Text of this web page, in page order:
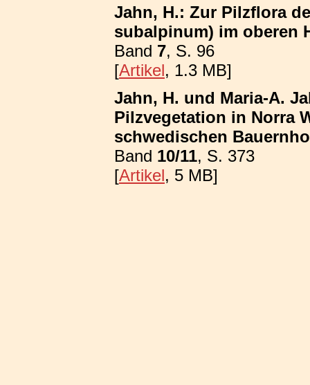
Jahn, H.: Zur Pilzflora
subalpinum) im oberen
Band 7, S. 96
[Artikel, 1.3 MB]
Jahn, H. und Maria-A.
Pilzvegetation in Norra
schwedischen
Band 10/11, S. 373
[Artikel, 5 MB]